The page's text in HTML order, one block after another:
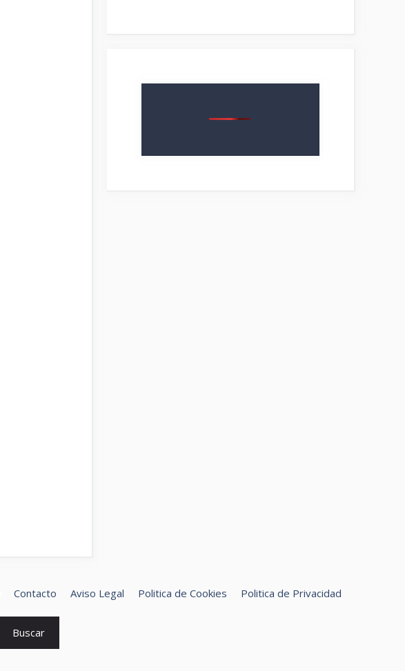
Contacto Aviso Legal Politica de Cookies Politica de Privacidad
Buscar